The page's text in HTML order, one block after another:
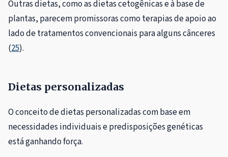
Outras dietas, como as dietas cetogênicas e à base de
plantas, parecem promissoras como terapias de apoio ao
lado de tratamentos convencionais para alguns cânceres
(25).
Dietas personalizadas
O conceito de dietas personalizadas com base em
necessidades individuais e predisposições genéticas
está ganhando força.